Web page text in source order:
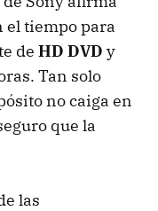
el tiempo para
de HD DVD y
Tan solo
no caiga en
que la
las